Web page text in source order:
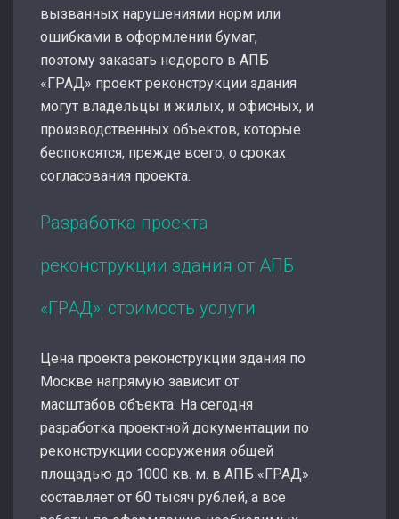
вызванных нарушениями норм или
ошибками в оформлении бумаг,
поэтому заказать недорого в АПБ
«ГРАД» проект реконструкции здания
могут владельцы и жилых, и офисных, и
производственных объектов, которые
беспокоятся, прежде всего, о сроках
согласования проекта.
Разработка проекта
реконструкции здания от АПБ
«ГРАД»: стоимость услуги
Цена проекта реконструкции здания по
Москве напрямую зависит от
масштабов объекта. На сегодня
разработка проектной документации по
реконструкции сооружения общей
площадью до 1000 кв. м. в АПБ «ГРАД»
составляет от 60 тысяч рублей, а все